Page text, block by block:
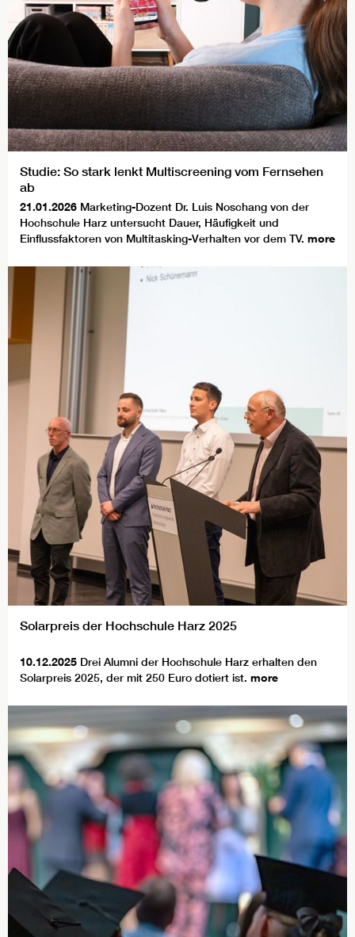
Studie: So stark lenkt Multiscreening vom Fernsehen
ab
21.01.2026 Marketing-Dozent Dr. Luis Noschang von der
Hochschule Harz untersucht Dauer, Häufigkeit und
Einflussfaktoren von Multitasking-Verhalten vor dem TV. more
Solarpreis der Hochschule Harz 2025
10.12.2025 Drei Alumni der Hochschule Harz erhalten den
Solarpreis 2025, der mit 250 Euro dotiert ist. more